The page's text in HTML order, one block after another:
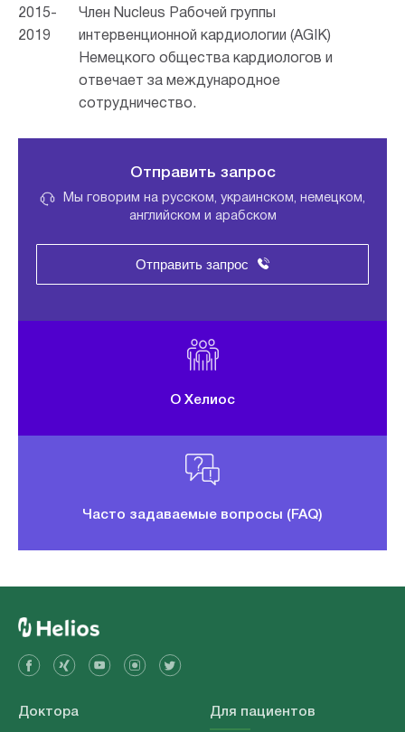
2015-
2019
Член Nucleus Рабочей группы
интервенционной кардиологии (AGIK)
Немецкого общества кардиологов и
отвечает за международное
сотрудничество.
Отправить запрос
Мы говорим на русском, украинском, немецком,
английском и арабском
Отправить запрос
О Хелиос
Часто задаваемые вопросы (FAQ)
Доктора Для пациентов